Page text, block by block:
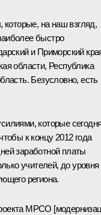
на наш взгляд,
быстро
и Приморский
области, Республика
Безусловно, есть
которые
к концу 2012 года
заработной платы
учителей, до уровня
региона.
МРСО